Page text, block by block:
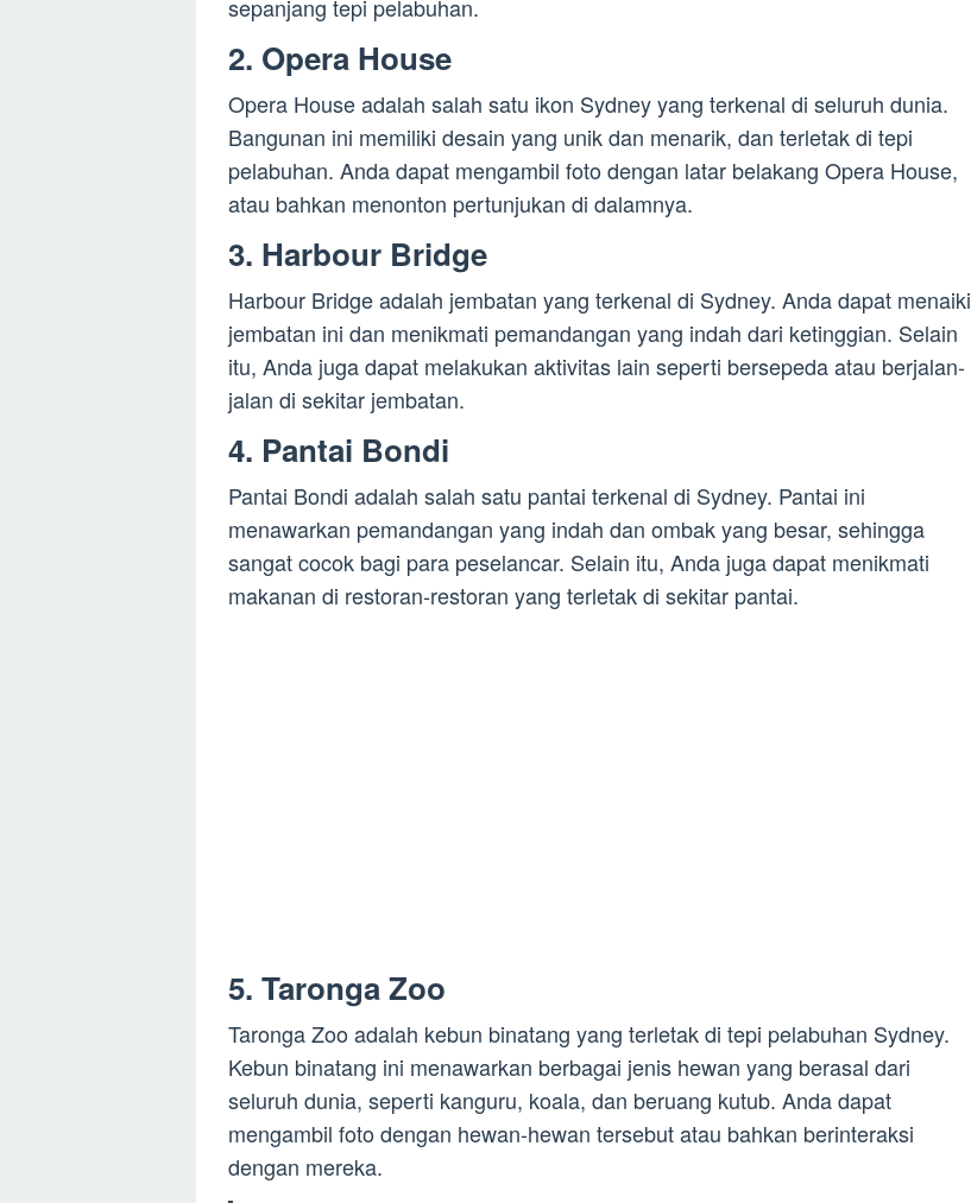
sepanjang tepi pelabuhan.
2. Opera House
Opera House adalah salah satu ikon Sydney yang terkenal di seluruh dunia.
Bangunan ini memiliki desain yang unik dan menarik, dan terletak di tepi
pelabuhan. Anda dapat mengambil foto dengan latar belakang Opera House,
atau bahkan menonton pertunjukan di dalamnya.
3. Harbour Bridge
Harbour Bridge adalah jembatan yang terkenal di Sydney. Anda dapat menaiki
jembatan ini dan menikmati pemandangan yang indah dari ketinggian. Selain
itu, Anda juga dapat melakukan aktivitas lain seperti bersepeda atau berjalan-
jalan di sekitar jembatan.
4. Pantai Bondi
Pantai Bondi adalah salah satu pantai terkenal di Sydney. Pantai ini
menawarkan pemandangan yang indah dan ombak yang besar, sehingga
sangat cocok bagi para peselancar. Selain itu, Anda juga dapat menikmati
makanan di restoran-restoran yang terletak di sekitar pantai.
5. Taronga Zoo
Taronga Zoo adalah kebun binatang yang terletak di tepi pelabuhan Sydney.
Kebun binatang ini menawarkan berbagai jenis hewan yang berasal dari
seluruh dunia, seperti kanguru, koala, dan beruang kutub. Anda dapat
mengambil foto dengan hewan-hewan tersebut atau bahkan berinteraksi
dengan mereka.